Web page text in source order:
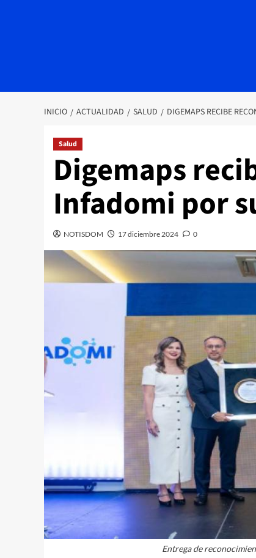
INICIO ACTUALIDAD SALUD DIGEMAPS RECIBE
Salud
Digemaps
Infadomi por
NOTISDOM 17 diciembre 2024 0
Entrega de